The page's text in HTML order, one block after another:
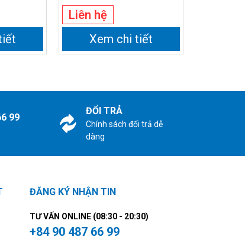
Electronics
Liên hệ
Xem chi tiết
99
ĐỔI TRẢ
Chính sách đổi trả dễ
dàng
ĐĂNG KÝ NHẬN TIN
TƯ VẤN ONLINE (08:30 - 20:30)
+84 90 487 66 99